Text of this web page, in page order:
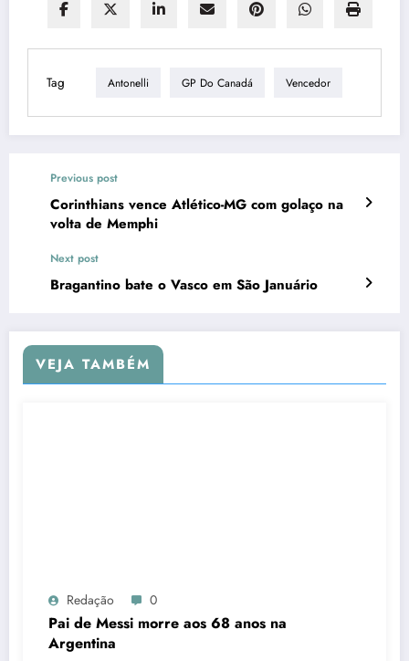
Tag Antonelli GP Do Canadá Vencedor
Previous post
Corinthians vence Atlético-MG com golaço na
volta de Memphi
Next post
Bragantino bate o Vasco em São Januário
VEJA TAMBÉM
Redação 0
Pai de Messi morre aos 68 anos na
Argentina